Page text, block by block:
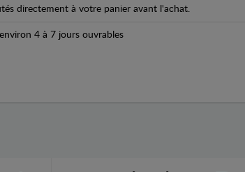
directement à votre panier avant l'achat.
4 à 7 jours ouvrables